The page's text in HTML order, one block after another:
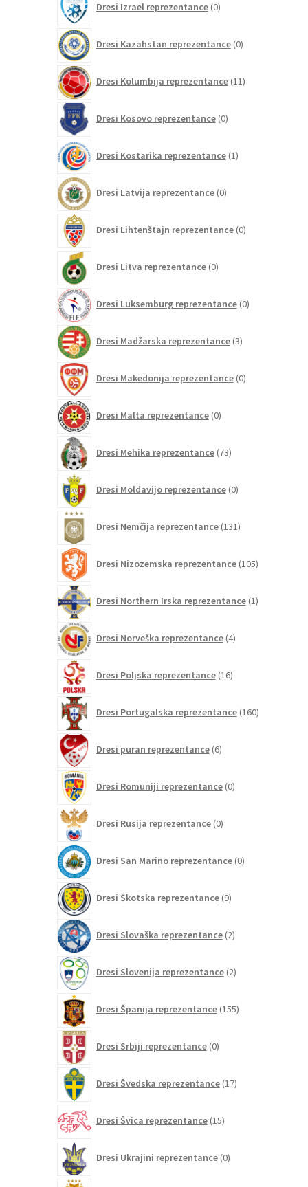
Dresi Izrael reprezentance 0izdelkov
Dresi Kazahstan reprezentance 0izdelkov
Dresi Kolumbija reprezentance 11izdelkov
Dresi Kosovo reprezentance 0izdelkov
Dresi Kostarika reprezentance 1izdelek
Dresi Latvija reprezentance 0izdelkov
Dresi Lihtenštajn reprezentance 0izdelkov
Dresi Litva reprezentance 0izdelkov
Dresi Luksemburg reprezentance 0izdelkov
Dresi Madžarska reprezentance 3izdelki
Dresi Makedonija reprezentance 0izdelkov
Dresi Malta reprezentance 0izdelkov
Dresi Mehika reprezentance 73izdelkov
Dresi Moldavijo reprezentance 0izdelkov
Dresi Nemčija reprezentance 131izdelkov
Dresi Nizozemska reprezentance 105izdelkov
Dresi Northern Irska reprezentance 1izdelek
Dresi Norveška reprezentance 4izdelki
Dresi Poljska reprezentance 16izdelkov
Dresi Portugalska reprezentance 160izdelkov
Dresi puran reprezentance 6izdelkov
Dresi Romuniji reprezentance 0izdelkov
Dresi Rusija reprezentance 0izdelkov
Dresi San Marino reprezentance 0izdelkov
Dresi Škotska reprezentance 9izdelkov
Dresi Slovaška reprezentance 2izdelka
Dresi Slovenija reprezentance 2izdelka
Dresi Španija reprezentance 155izdelkov
Dresi Srbiji reprezentance 0izdelkov
Dresi Švedska reprezentance 17izdelkov
Dresi Švica reprezentance 15izdelkov
Dresi Ukrajini reprezentance 0izdelkov